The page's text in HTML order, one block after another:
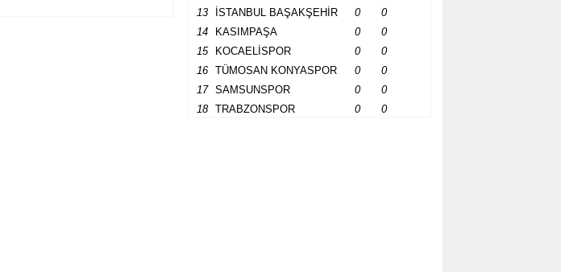
13
İSTANBUL BAŞAKŞEHİR 0
0
14
KASIMPAŞA 0
0
15
KOCAELİSPOR 0
0
16
TÜMOSAN KONYASPOR 0
0
17
SAMSUNSPOR 0
0
18
TRABZONSPOR 0 0